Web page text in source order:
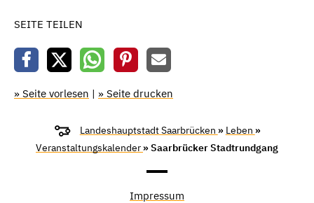
SEITE TEILEN
» Seite vorlesen | » Seite drucken
Landeshauptstadt Saarbrücken » Leben »
Veranstaltungskalender » Saarbrücker Stadtrundgang
Impressum